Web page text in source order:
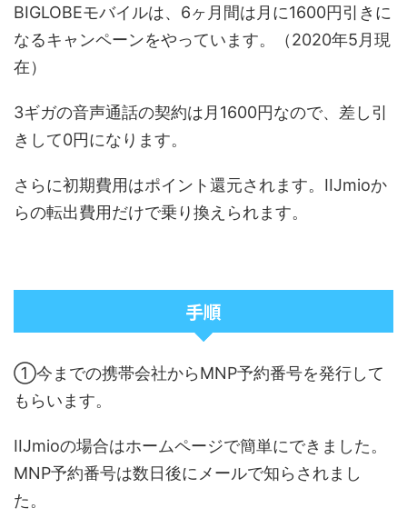
BIGLOBEモバイルは、6ヶ月間は月に1600円引きに
なるキャンペーンをやっています。（2020年5月現
在）
3ギガの音声通話の契約は月1600円なので、差し引
きして0円になります。
さらに初期費用はポイント還元されます。IIJmioか
らの転出費用だけで乗り換えられます。
手順
①今までの携帯会社からMNP予約番号を発行して
もらいます。
IIJmioの場合はホームページで簡単にできました。
MNP予約番号は数日後にメールで知らされまし
た。